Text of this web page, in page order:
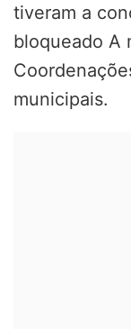
tiveram a
bloqueado A
municipais.